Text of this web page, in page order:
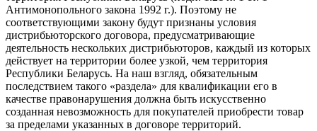
Антимонопольного закона 1992 г.). Поэтому не
соответствующими закону будут признаны условия
дистрибьюторского договора, предусматривающие
деятельность нескольких дистрибьюторов, каждый из которых
действует на территории более узкой, чем территория
Республики Беларусь. На наш взгляд, обязательным
последствием такого «раздела» для квалификации его в
качестве правонарушения должна быть искусственно
созданная невозможность для покупателей приобрести товар
за пределами указанных в договоре территорий.